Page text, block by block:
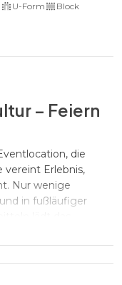
U-Form
Block
– Feiern
die
vereint Erlebnis,
Nur wenige
in fußläufiger
Tagung oder
außergewöhnliches
Gutes